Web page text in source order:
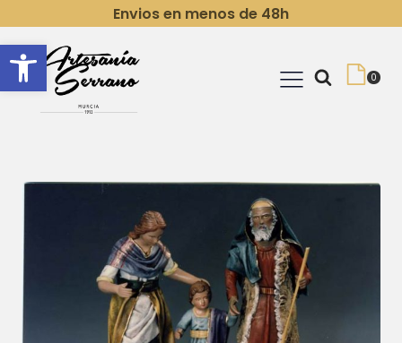
Envios en menos de 48h
Abrir barra de herramientas